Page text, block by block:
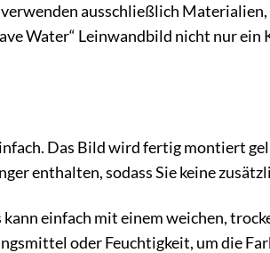
ausschließlich Materialien,
Water“ Leinwandbild nicht nur
Das Bild wird fertig montiert
enthalten, sodass Sie keine
einfach mit einem weichen,
oder Feuchtigkeit, um die